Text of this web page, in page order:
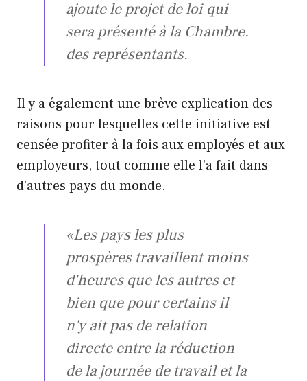
ajoute le projet de loi qui
sera présenté à la Chambre.
des représentants.
Il y a également une brève explication des
raisons pour lesquelles cette initiative est
censée profiter à la fois aux employés et aux
employeurs, tout comme elle l'a fait dans
d'autres pays du monde.
«Les pays les plus
prospères travaillent moins
d'heures que les autres et
bien que pour certains il
n'y ait pas de relation
directe entre la réduction
de la journée de travail et la